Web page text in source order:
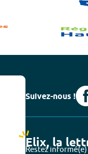
Suivez-nous !
Elix, la
Restez